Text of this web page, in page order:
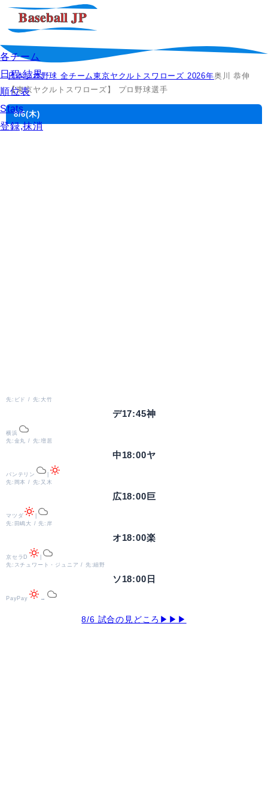
各チーム
日程,結果
順位表
Stats
登録,抹消
日本プロ野球 全チーム東京ヤクルトスワローズ 2026年奥川 恭伸
【東京ヤクルトスワローズ】 プロ野球選手
8/6(木)
先:ビド / 先:大竹
デ17:45神
横浜
先:金丸 / 先:増居
中18:00ヤ
バンテリン
先:岡本 / 先:又木
広18:00 巨
マツダ
先:田嶋大 / 先:岸
オ18:00楽
京セラD
先:スチュワート・ジュニア / 先:細野
ソ18:00 日
PayPay →
8/6 試合の見どころ▶▶▶